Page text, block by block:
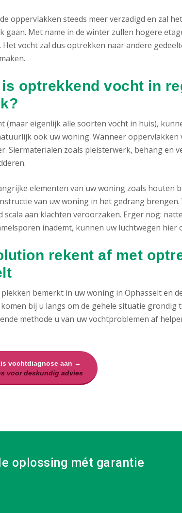
oppervlakken steeds meer verzadigd en zal
gaan. Met name in de winter zullen hogere
vocht zal dus optrekken naar andere
is optrekkend vocht in
(maar eigenlijk alle soorten vocht in huis),
ook uw woning. Wanneer
Siermaterialen zoals pleisterwerk, behang en
elementen van uw woning zoals houten
van uw woning in het gedrang
scala aan klachten veroorzaken. Erger nog:
inademt, kunnen uw luchtwegen hier
rekent af met
bemerkt in uw woning in Ophasselt en
bij u langs om de gehele situatie
methode u van uw vochtproblemen af
vochtdiagnose aan →
voor deskundig advies
oplossing mét garantie